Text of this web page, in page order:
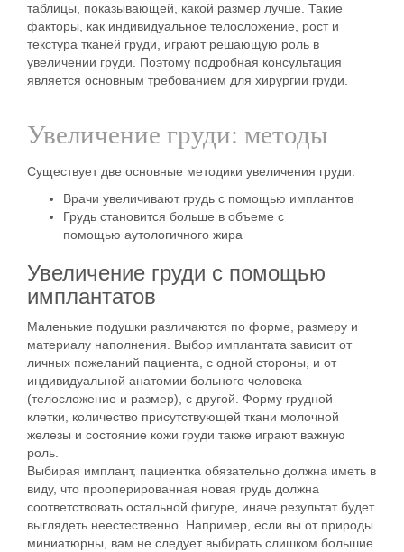
таблицы, показывающей, какой размер лучше. Такие
факторы, как индивидуальное телосложение, рост и
текстура тканей груди, играют решающую роль в
увеличении груди. Поэтому подробная консультация
является основным требованием для хирургии груди.
Увеличение груди: методы
Существует две основные методики увеличения груди:
Врачи увеличивают грудь с помощью имплантов
Грудь становится больше в объеме с
помощью аутологичного жира
Увеличение груди с помощью
имплантатов
Маленькие подушки различаются по форме, размеру и
материалу наполнения. Выбор имплантата зависит от
личных пожеланий пациента, с одной стороны, и от
индивидуальной анатомии больного человека
(телосложение и размер), с другой. Форму грудной
клетки, количество присутствующей ткани молочной
железы и состояние кожи груди также играют важную
роль.
Выбирая имплант, пациентка обязательно должна иметь в
виду, что прооперированная новая грудь должна
соответствовать остальной фигуре, иначе результат будет
выглядеть неестественно. Например, если вы от природы
миниатюрны, вам не следует выбирать слишком большие